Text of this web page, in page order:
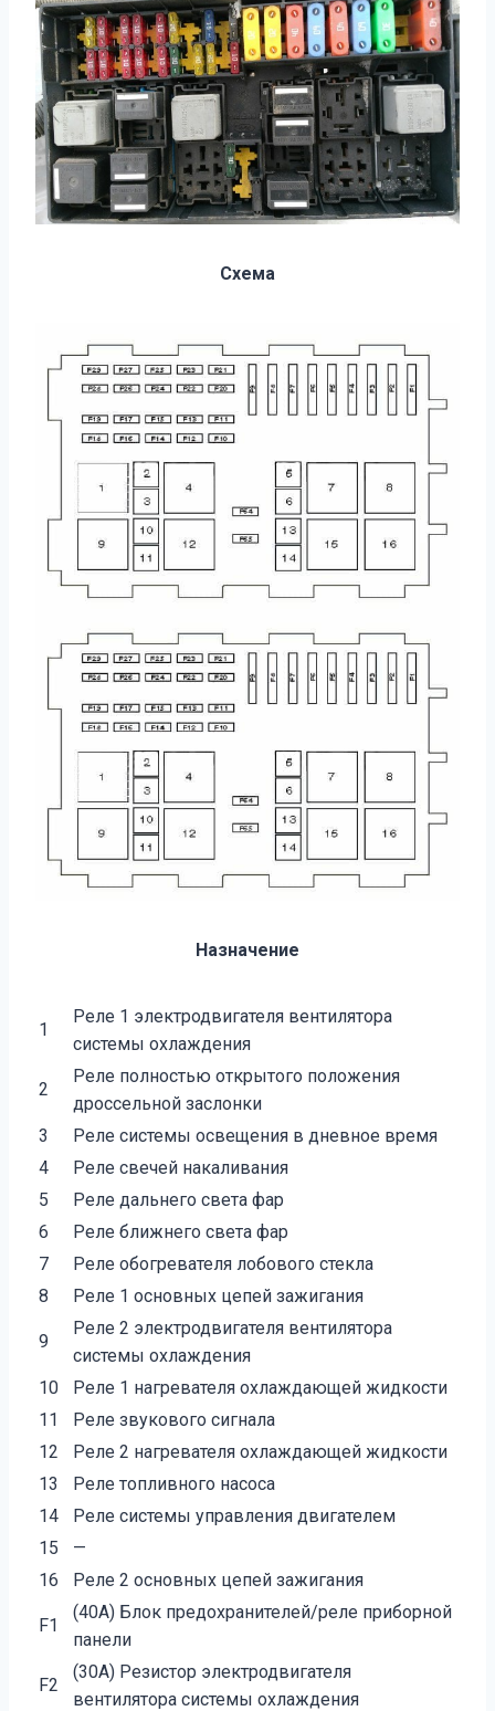
Схема
Назначение
1
Реле 1 электродвигателя вентилятора
системы охлаждения
2
Реле полностью открытого положения
дроссельной заслонки
3
Реле системы освещения в дневное время
4
Реле свечей накаливания
5
Реле дальнего света фар
6
Реле ближнего света фар
7
Реле обогревателя лобового стекла
8
Реле 1 основных цепей зажигания
9
Реле 2 электродвигателя вентилятора
системы охлаждения
10
Реле 1 нагревателя охлаждающей жидкости
11
Реле звукового сигнала
12
Реле 2 нагревателя охлаждающей жидкости
13
Реле топливного насоса
14
Реле системы управления двигателем
15
—
16
Реле 2 основных цепей зажигания
F1
(40A) Блок предохранителей/реле приборной
панели
F2
(30A) Резистор электродвигателя
вентилятора системы охлаждения